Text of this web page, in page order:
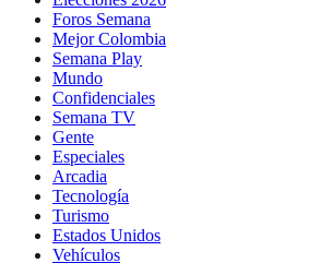
Foros Semana
Mejor Colombia
Semana Play
Mundo
Confidenciales
Semana TV
Gente
Especiales
Arcadia
Tecnología
Turismo
Estados Unidos
Vehículos